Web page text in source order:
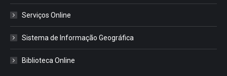
Serviços Online
Sistema de Informação Geográfica
Biblioteca Online